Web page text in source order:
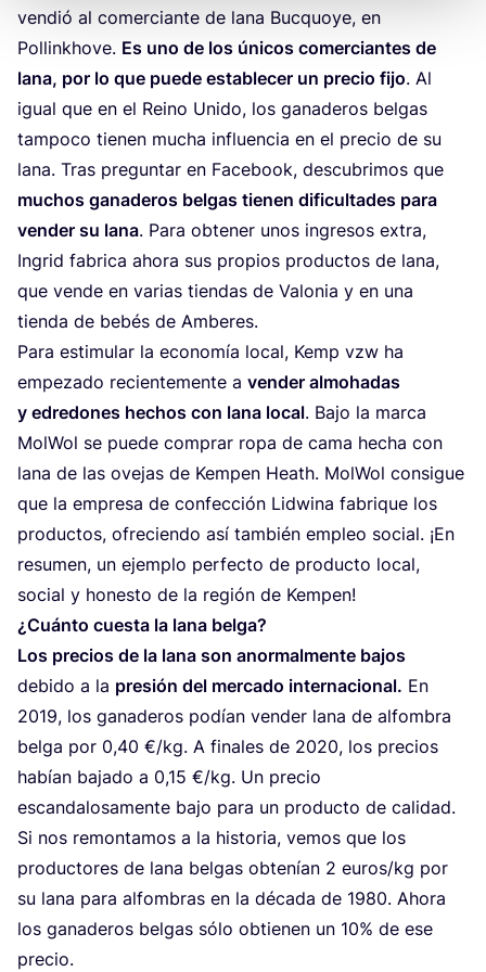
ven­dió al comer­cian­te de lana Buc­quo­ye, en
Pollinkho­ve. Es uno de los úni­cos comer­cian­tes de
lana, por lo que pue­de esta­ble­cer un pre­cio fijo. Al
igual que en el Rei­no Uni­do, los gana­de­ros bel­gas
tam­po­co tie­nen mucha influen­cia en el pre­cio de su
lana. Tras pre­gun­tar en Face­book, des­cu­bri­mos que
muchos gana­de­ros bel­gas tie­nen difi­cul­ta­des para
ven­der su lana. Para obte­ner unos ingre­sos extra,
Ingrid fabri­ca aho­ra sus pro­pios pro­duc­tos de lana,
que ven­de en varias tien­das de Valo­nia y en una
tien­da de bebés de Amberes.
Para esti­mu­lar la eco­no­mía local, Kemp vzw ha
empe­za­do recien­te­men­te a ven­der almoha­das
y edre­do­nes hechos con lana local. Bajo la mar­ca
Mol­Wol se pue­de com­prar ropa de cama hecha con
lana de las ove­jas de Kem­pen Heath. Mol­Wol con­si­gue
que la empre­sa de con­fec­ción Lid­wi­na fabri­que los
pro­duc­tos, ofre­cien­do así tam­bién empleo social. ¡En
resu­men, un ejem­plo per­fec­to de pro­duc­to local,
social y hones­to de la región de Kempen!
¿Cuán­to cues­ta la lana belga?
Los pre­cios de la lana son anor­mal­men­te bajos
debi­do a la pre­sión del mer­ca­do inter­na­cio­nal. En
2019, los gana­de­ros podían ven­der lana de alfom­bra
bel­ga por 0,40 €/​kg. A fina­les de 2020, los pre­cios
habían baja­do a 0,15 €/​kg. Un pre­cio
escan­da­lo­sa­men­te bajo para un pro­duc­to de cali­dad.
Si nos remon­ta­mos a la his­to­ria, vemos que los
pro­duc­to­res de lana bel­gas obte­nían 2 euros/​kg por
su lana para alfom­bras en la déca­da de 1980. Aho­ra
los gana­de­ros bel­gas sólo obtie­nen un 10% de ese
precio.